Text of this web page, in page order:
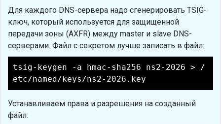
Для каждого DNS-сервера надо сгенерировать TSIG-
ключ, который используется для защищённой
передачи зоны (AXFR) между master и slave DNS-
серверами. Файл с секретом лучше записать в файл:
tsig-keygen -a hmac-sha256 ns2-2026 > /
etc/named/keys/ns2-2026.key
Устанавливаем права и разрешения на созданный
файл: